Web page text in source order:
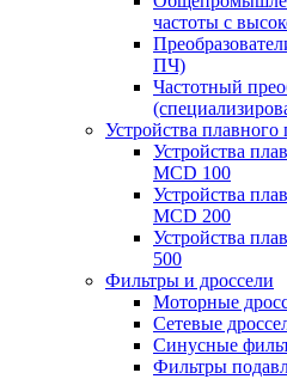
частоты с
ПЧ)
Частотный
Устройства плавного
Устройства
MCD 100
Устройства
MCD 200
Устройства
500
Фильтры и дроссели
Моторные
Сетевые
Синусные
Фильтры